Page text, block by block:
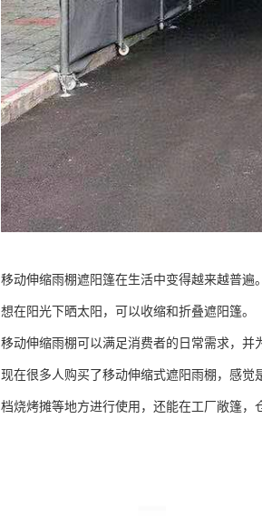
移动伸缩雨棚遮阳篷在生活中变得越来越普
想在阳光下晒太阳，可以收缩和折叠遮阳篷。
移动伸缩雨棚可以满足消费者的日常需求，并
现在很多人购买了移动伸缩式遮阳雨棚，感
档烧烤摊等地方进行使用，还能在工厂敞篷，